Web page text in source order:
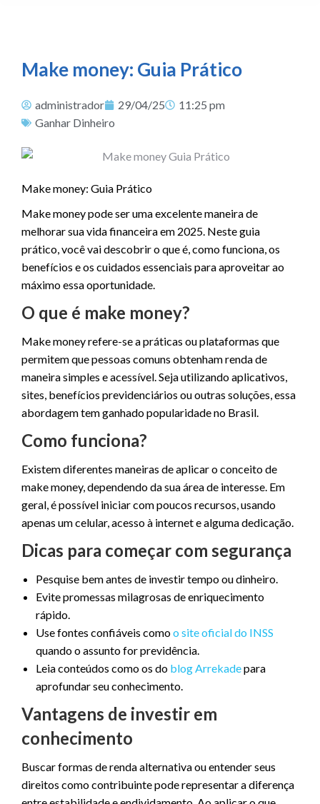
Make money: Guia Prático
administrador 29/04/25
11:25 pm
Ganhar Dinheiro
Make money: Guia Prático
Make money pode ser uma excelente maneira de
melhorar sua vida financeira em 2025. Neste guia
prático, você vai descobrir o que é, como funciona, os
benefícios e os cuidados essenciais para aproveitar ao
máximo essa oportunidade.
O que é make money?
Make money refere-se a práticas ou plataformas que
permitem que pessoas comuns obtenham renda de
maneira simples e acessível. Seja utilizando aplicativos,
sites, benefícios previdenciários ou outras soluções, essa
abordagem tem ganhado popularidade no Brasil.
Como funciona?
Existem diferentes maneiras de aplicar o conceito de
make money, dependendo da sua área de interesse. Em
geral, é possível iniciar com poucos recursos, usando
apenas um celular, acesso à internet e alguma dedicação.
Dicas para começar com segurança
Pesquise bem antes de investir tempo ou dinheiro.
Evite promessas milagrosas de enriquecimento
rápido.
Use fontes confiáveis comoo site oficial do INSS
quando o assunto for previdência.
Leia conteúdos como os do blog Arrekadepara
aprofundar seu conhecimento.
Vantagens de investir em
conhecimento
Buscar formas de renda alternativa ou entender seus
direitos como contribuinte pode representar a diferença